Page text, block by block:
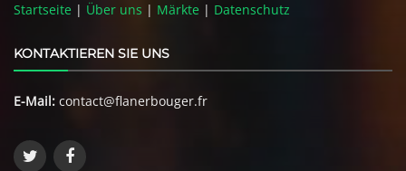
Startseite | Über uns | Märkte | Datenschutz
KONTAKTIEREN SIE UNS
E-Mail: contact@flanerbouger.fr